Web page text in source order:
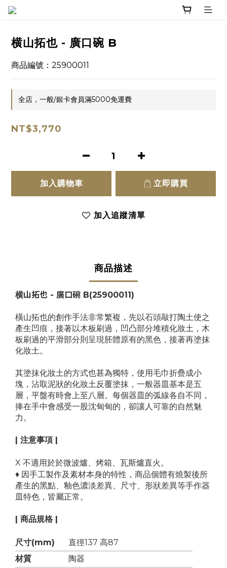
横山拓也 - 廣口碗 B
商品編號：25900011
全店，一般/銀卡會員滿5000免運費
NT$3,770
加入購物車 立即購買
加入追蹤清單
商品描述
横山拓也 - 廣口碗 B(25900011)
橫山拓也的創作手法非常繁複，先以石頭敲打陶土使之
產生凹痕，接著以木板刷過，凹凸部分堆積化妝土，木
板刷過的平滑部分則呈現胚體原有的黑色，接著再塗抹
化妝土。
其塗抹化妝土的方式也甚為獨特，使用毛巾折疊成小
塊，沾取泥狀的化妝土反覆塗抹，一般器皿基本是五
層，平盤有時會上至八層。每個器皿的弧線各自不同，
捧在手中會感受一股沈甸甸的，卻讓人可靠的自然魅
力。
| 注意事項 |
X 不適用於於微波爐、烤箱、瓦斯爐直火。
♦ 因手工製作及素材本身的特性，商品個體有燒製後所
產生的黑點、釉色濃淡差異、尺寸、形狀差異等手作器
皿特色，皆屬正常。
| 商品規格 |
尺寸(mm)
直徑137 高87
材質
陶器